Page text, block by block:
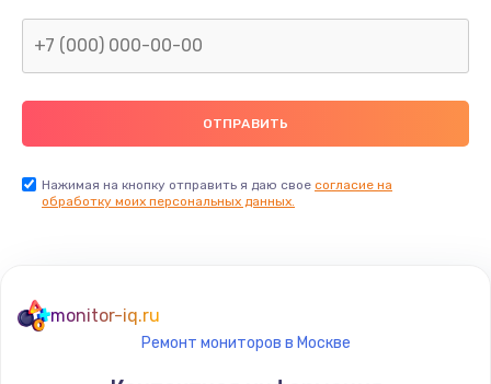
2600 руб.
Замена видеочипа
Ремонт разъема питания
745 руб.
Нажимая на кнопку отправить я даю свое согласие на
обработку моих персональных данных.
monitor-iq.ru
Ремонт мониторов в Москве